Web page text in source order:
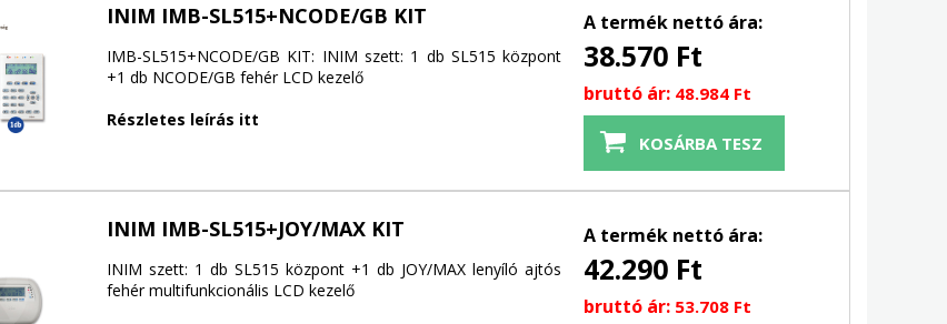
INIM IMB-SL515+NCODE/GB KIT
IMB-SL515+NCODE/GB KIT: INIM szett: 1 db SL515 központ
+1 db NCODE/GB fehér LCD kezelő
Részletes leírás itt
A termék nettó ára:
38.570 Ft
bruttó ár: 48.984 Ft
INIM IMB-SL515+JOY/MAX KIT
INIM szett: 1 db SL515 központ +1 db JOY/MAX lenyíló ajtós
fehér multifunkcionális LCD kezelő
A termék nettó ára:
42.290 Ft
bruttó ár: 53.708 Ft